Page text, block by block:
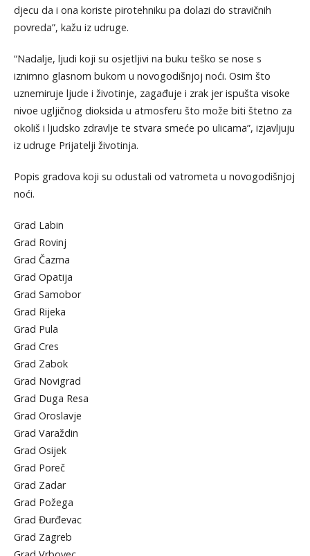
djecu da i ona koriste pirotehniku pa dolazi do stravičnih
povreda”, kažu iz udruge.
“Nadalje, ljudi koji su osjetljivi na buku teško se nose s
iznimno glasnom bukom u novogodišnjoj noći. Osim što
uznemiruje ljude i životinje, zagađuje i zrak jer ispušta visoke
nivoe ugljičnog dioksida u atmosferu što može biti štetno za
okoliš i ljudsko zdravlje te stvara smeće po ulicama”, izjavljuju
iz udruge Prijatelji životinja.
Popis gradova koji su odustali od vatrometa u novogodišnjoj
noći.
Grad Labin
Grad Rovinj
Grad Čazma
Grad Opatija
Grad Samobor
Grad Rijeka
Grad Pula
Grad Cres
Grad Zabok
Grad Novigrad
Grad Duga Resa
Grad Oroslavje
Grad Varaždin
Grad Osijek
Grad Poreč
Grad Zadar
Grad Požega
Grad Đurđevac
Grad Zagreb